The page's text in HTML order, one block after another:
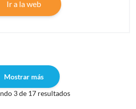
Ir a la web
Mostrar más
3 de 17 resultados